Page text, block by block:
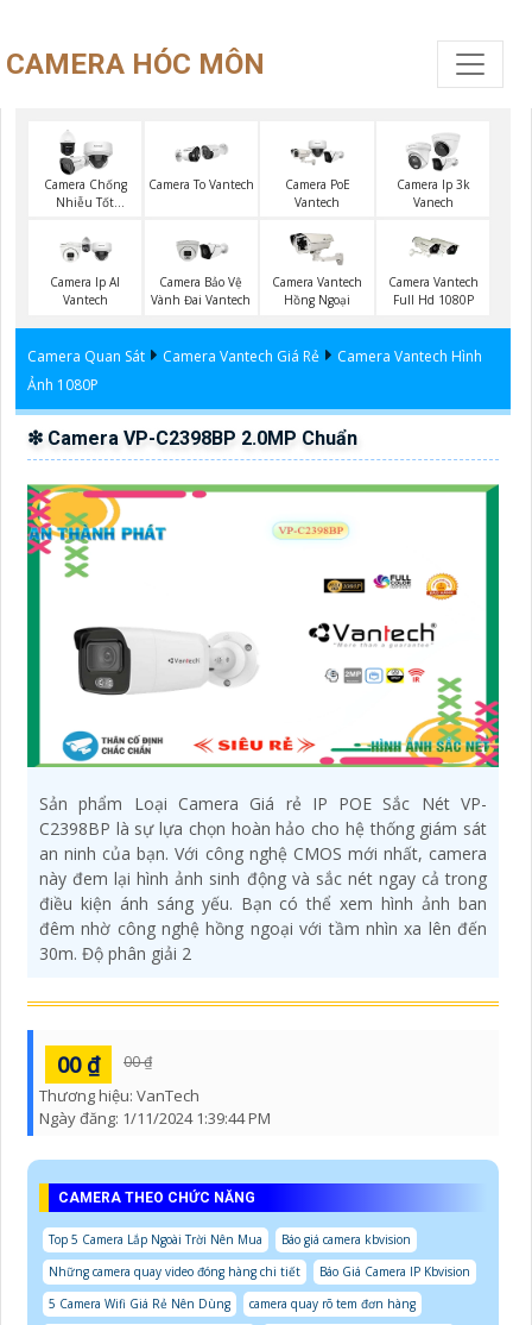
CAMERA HÓC MÔN
Camera Chống
Nhiễu Tốt
Camera To Vantech
Camera PoE
Vantech
Camera Ip 3k
Vanech
Camera Ip AI
Vantech
Camera Bảo Vệ
Vành Đai Vantech
Camera Vantech
Hồng Ngoại
Camera Vantech
Full Hd 1080P
Camera Quan Sát Camera Vantech Giá Rẻ
Camera Vantech Hình
Ảnh 1080P
❇ Camera VP-C2398BP 2.0MP Chuẩn
Sản phẩm Loại Camera Giá rẻ IP POE Sắc Nét VP-
C2398BP là sự lựa chọn hoàn hảo cho hệ thống giám sát
an ninh của bạn. Với công nghệ CMOS mới nhất, camera
này đem lại hình ảnh sinh động và sắc nét ngay cả trong
điều kiện ánh sáng yếu. Bạn có thể xem hình ảnh ban
đêm nhờ công nghệ hồng ngoại với tầm nhìn xa lên đến
30m. Độ phân giải 2
00 ₫ 00 ₫
Thương hiệu: VanTech
Ngày đăng: 1/11/2024 1:39:44 PM
CAMERA THEO CHỨC NĂNG
Top 5 Camera Lắp Ngoài Trời Nên Mua
Báo giá camera kbvision
Những camera quay video đóng hàng chi tiết
Báo Giá Camera IP Kbvision
5 Camera Wifi Giá Rẻ Nên Dùng
camera quay rõ tem đơn hàng